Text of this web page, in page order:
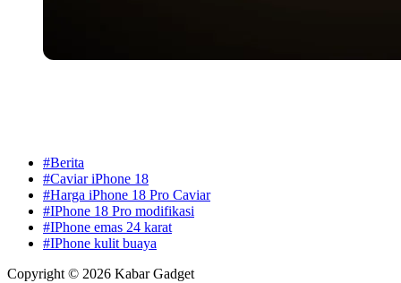
#Berita
#Caviar iPhone 18
#Harga iPhone 18 Pro Caviar
#IPhone 18 Pro modifikasi
#IPhone emas 24 karat
#IPhone kulit buaya
Copyright © 2026 Kabar Gadget